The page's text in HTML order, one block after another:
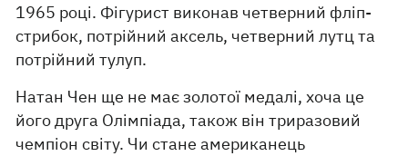
1965 році. Фігурист виконав четверний фліп-
стрибок, потрійний аксель, четверний лутц та
потрійний тулуп.
Натан Чен ще не має золотої медалі, хоча це
його друга Олімпіада, також він триразовий
чемпіон світу. Чи стане американець